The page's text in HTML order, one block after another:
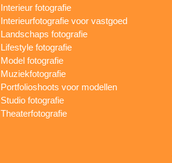
Interieur fotografie
Interieurfotografie voor vastgoed
Landschaps fotografie
Lifestyle fotografie
Model fotografie
Muziekfotografie
Portfolioshoots voor modellen
Studio fotografie
Theaterfotografie